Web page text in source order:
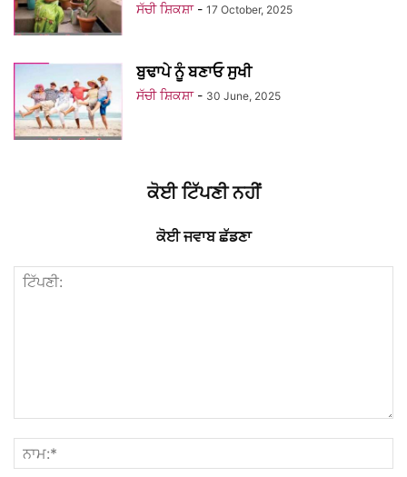
ਸੱਚੀ ਸ਼ਿਕਸ਼ਾ - 17 October, 2025
ਬੁਢਾਪੇ ਨੂੰ ਬਣਾਓ ਸੁਖੀ
ਸੱਚੀ ਸ਼ਿਕਸ਼ਾ - 30 June, 2025
ਕੋਈ ਟਿੱਪਣੀ ਨਹੀਂ
ਕੋਈ ਜਵਾਬ ਛੱਡਣਾ